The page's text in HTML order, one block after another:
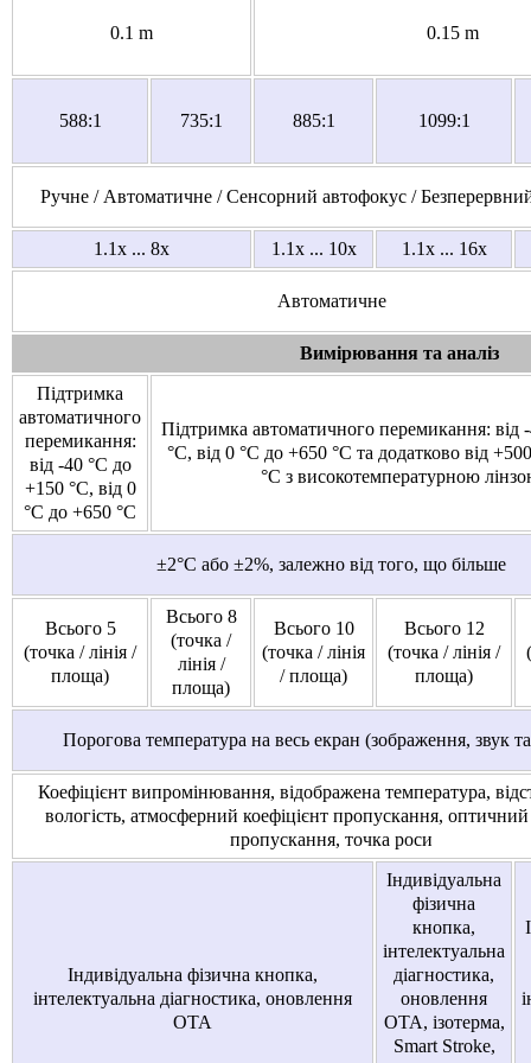
0.1 m 0.15 m
588:1 735:1 885:1 1099:1
Ручне / Автоматичне / Сенсорний автофокус /
1.1x ... 8x 1.1x ... 10x 1.1x ... 16x
Автоматичне
Вимірювання та аналіз
Підтримка
автоматичного
перемикання:
від -40 °C до
+150 °C, від 0
°C до +650 °C
Підтримка автоматичного перемикання: від
°C, від 0 °C до +650 °C та додатково від
°C з високотемпературною
±2°C або ±2%, залежно від того, що більше
Всього 5
(точка / лінія /
площа)
Всього 8
(точка /
лінія /
площа)
Всього 10
(точка / лінія
/ площа)
Всього 12
(точка / лінія /
площа)
Порогова температура на весь екран (зображення, звук
Коефіцієнт випромінювання, відображена температура,
вологість, атмосферний коефіцієнт пропускання, оптичний
пропускання, точка роси
Індивідуальна фізична кнопка,
інтелектуальна діагностика, оновлення
OTA
Індивідуальна
фізична
кнопка,
інтелектуальна
діагностика,
оновлення
OTA, ізотерма,
Smart Stroke,